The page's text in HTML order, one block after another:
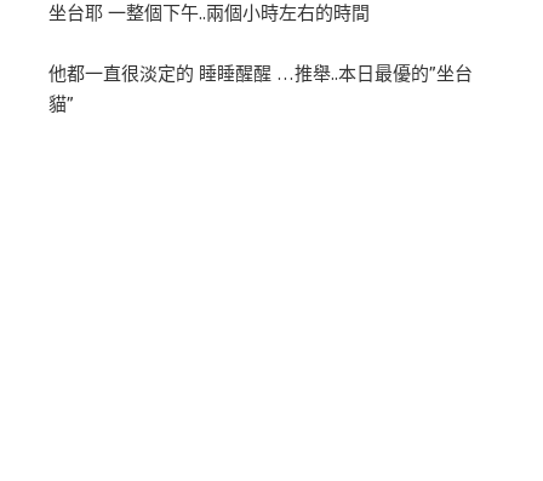
坐台耶 一整個下午..兩個小時左右的時間
他都一直很淡定的 睡睡醒醒 …推舉..本日最優的”坐台
貓”